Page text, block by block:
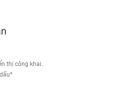
thị công khai.
*